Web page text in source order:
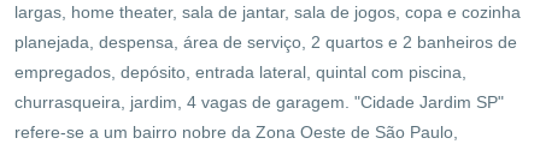
largas, home theater, sala de jantar, sala de jogos, copa e cozinha
planejada, despensa, área de serviço, 2 quartos e 2 banheiros de
empregados, depósito, entrada lateral, quintal com piscina,
churrasqueira, jardim, 4 vagas de garagem. "Cidade Jardim SP"
refere-se a um bairro nobre da Zona Oeste de São Paulo,